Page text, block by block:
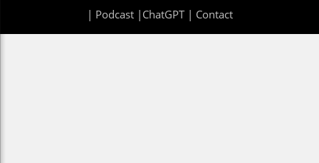
| Podcast| ChatGPT| Contact